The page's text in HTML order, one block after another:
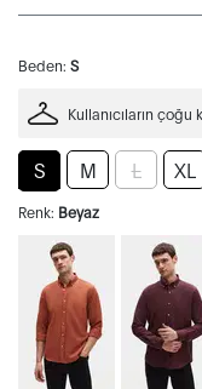
Beden: S
Kullanıcıların
S M L XL
Renk: Beyaz